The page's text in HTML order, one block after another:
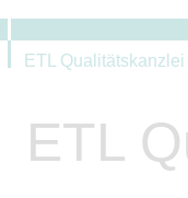
ETL Qualitätskanzlei
ETL